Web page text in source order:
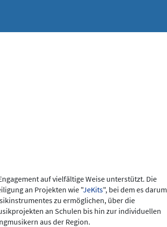
auf vielfältige Weise unterstützt. Die
an Projekten wie "JeKits", bei dem es darum
zu ermöglichen, über die
an Schulen bis hin zur individuellen
aus der Region.